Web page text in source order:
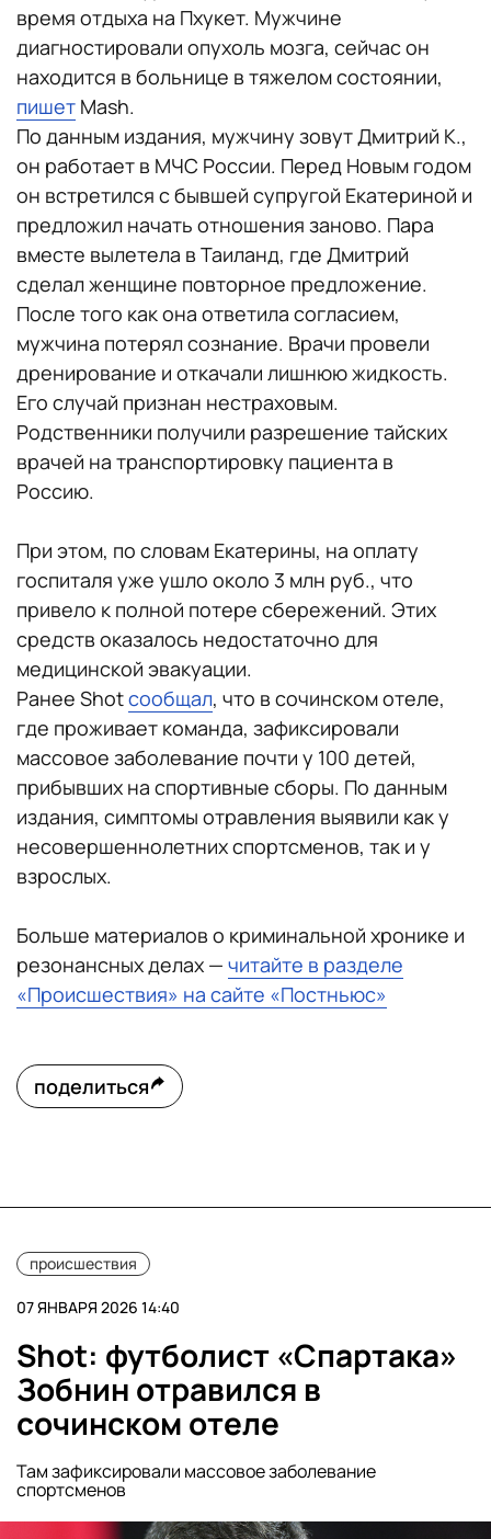
время отдыха на Пхукет. Мужчине
диагностировали опухоль мозга, сейчас он
находится в больнице в тяжелом состоянии,
пишет Mash.
По данным издания, мужчину зовут Дмитрий К.,
он работает в МЧС России. Перед Новым годом
он встретился с бывшей супругой Екатериной и
предложил начать отношения заново. Пара
вместе вылетела в Таиланд, где Дмитрий
сделал женщине повторное предложение.
После того как она ответила согласием,
мужчина потерял сознание. Врачи провели
дренирование и откачали лишнюю жидкость.
Его случай признан нестраховым.
Родственники получили разрешение тайских
врачей на транспортировку пациента в
Россию.
При этом, по словам Екатерины, на оплату
госпиталя уже ушло около 3 млн руб., что
привело к полной потере сбережений. Этих
средств оказалось недостаточно для
медицинской эвакуации.
Ранее Shotсообщал, что в сочинском отеле,
где проживает команда, зафиксировали
массовое заболевание почти у 100 детей,
прибывших на спортивные сборы. По данным
издания, симптомы отравления выявили как у
несовершеннолетних спортсменов, так и у
взрослых.
Больше материалов о криминальной хронике и
резонансных делах — читайте в разделе
«Происшествия» на сайте «Постньюс»
поделиться
происшествия
07 ЯНВАРЯ 2026 14:40
Shot: футболист «Спартака»
Зобнин отравился в
сочинском отеле
Там зафиксировали массовое заболевание
спортсменов